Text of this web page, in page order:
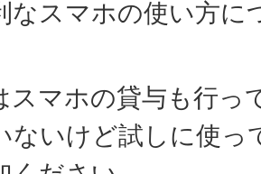
なスマホの使い方に
スマホの貸与も行っ
ないけど試しに使っ